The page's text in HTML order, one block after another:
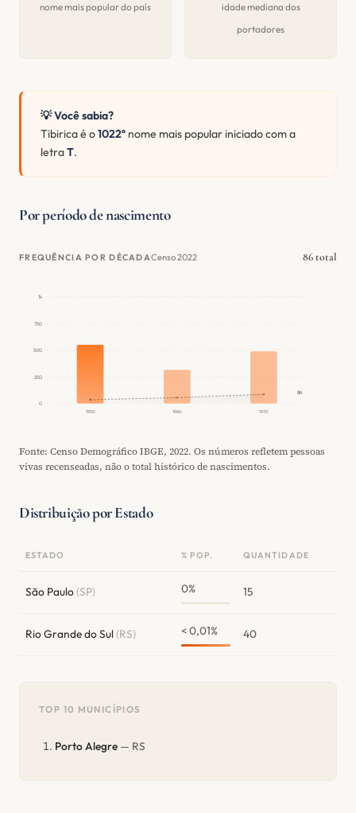
nome mais popular do país
idade mediana dos
portadores
💡 Você sabia?
Tibirica é o1022º nome mais popular iniciado com a
letraT.
Por período de nascimento
FREQUÊNCIA POR DÉCADACenso 2022 86 total
0
250
500
750
1k
1950 1960 1970
86
Fonte: Censo Demográfico IBGE, 2022. Os números refletem pessoas
vivas recenseadas, não o total histórico de nascimentos.
Distribuição por Estado
ESTADO % POP. QUANTIDADE
São Paulo(SP) 0% 15
Rio Grande do Sul(RS) < 0,01% 40
TOP 10 MUNICÍPIOS
Porto Alegre — RS